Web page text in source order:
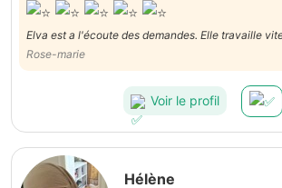
Elva est a l'écoute des demandes. Elle travaille
sens du detail et très bon contact humain. Je suis
travail sur 4 pantalons très différents. Merci
Rose-marie
Voir le profil
Hélène